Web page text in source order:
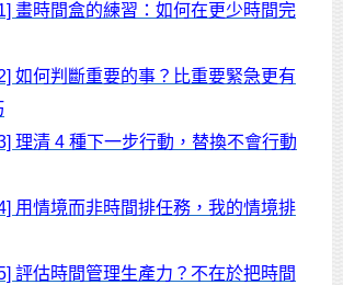
畫時間盒的練習：如何在更少時間完
如何判斷重要的事？比重要緊急更有
理清 4 種下一步行動，替換不會行動
用情境而非時間排任務，我的情境排
評估時間管理生產力？不在於把時間